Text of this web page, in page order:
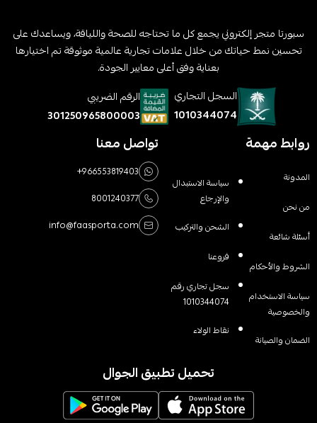
سبورتا متجر إلكتروني يجمع كل ما تحتاجه للصحة واللياقة، ويساعدك على
تحسين نمط حياتك من خلال علامات تجارية عالمية موثوقة تم اختيارها
بعناية وفق أعلى معايير الجودة.
السجل التجاري
1010344074
الرقم الضريبي
301250965800003
روابط مهمة
المدونة
من نحن
أسئلة شائعة
الشروط والأحكام
سياسة الاستخدام
والخصوصية
الضمان والصيانة
سياسة الاستبدال
والإرجاع
الشحن والتركيب
فروعنا
سجل تجاري رقم
1010344074
نقاط الولاء
تواصل معنا
+966553819403
8001240377
info@faasporta.com
تحميل تطبيق الجوال